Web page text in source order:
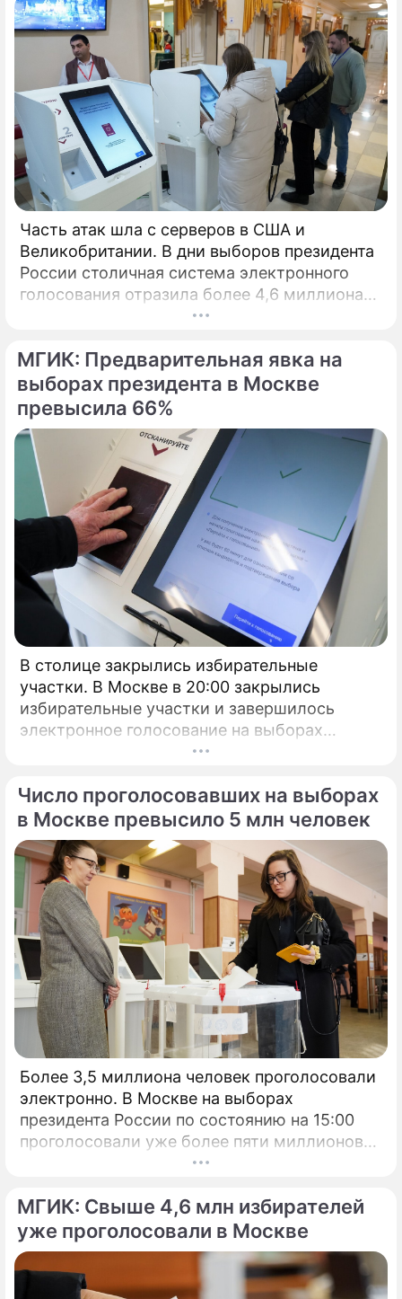
Часть атак шла с серверов в США и
Великобритании. В дни выборов президента
России столичная система электронного
голосования отразила более 4,6 миллиона
кибератак, сообщил глава Электронного
МГИК: Предварительная явка на
выборах президента в Москве
превысила 66%
В столице закрылись избирательные
участки. В Москве в 20:00 закрылись
избирательные участки и завершилось
электронное голосование на выборах
Число проголосовавших на выборах
в Москве превысило 5 млн человек
Более 3,5 миллиона человек проголосовали
электронно. В Москве на выборах
президента России по состоянию на 15:00
проголосовали уже более пяти миллионов
МГИК: Свыше 4,6 млн избирателей
уже проголосовали в Москве